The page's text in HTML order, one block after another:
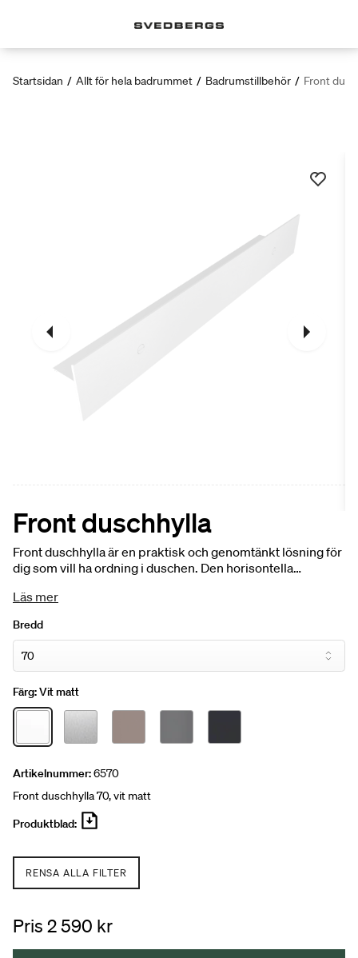
Startsidan / Allt för hela badrummet / Badrumstillbehör / Front
Front duschhylla
Front duschhylla är en praktisk och genomtänkt lösning för
dig som vill ha ordning i duschen. Den horisontella
dina produkter alltid finns nära till hands. Tillverkad i
duschen – för en flexibel och stilren förvaring som håller
över tid.
Läs mer
Bredd
Färg:Vit matt
Artikelnummer:6570
Front duschhylla 70, vit matt
Produktblad:
RENSA ALLA FILTER
Pris 2 590 kr